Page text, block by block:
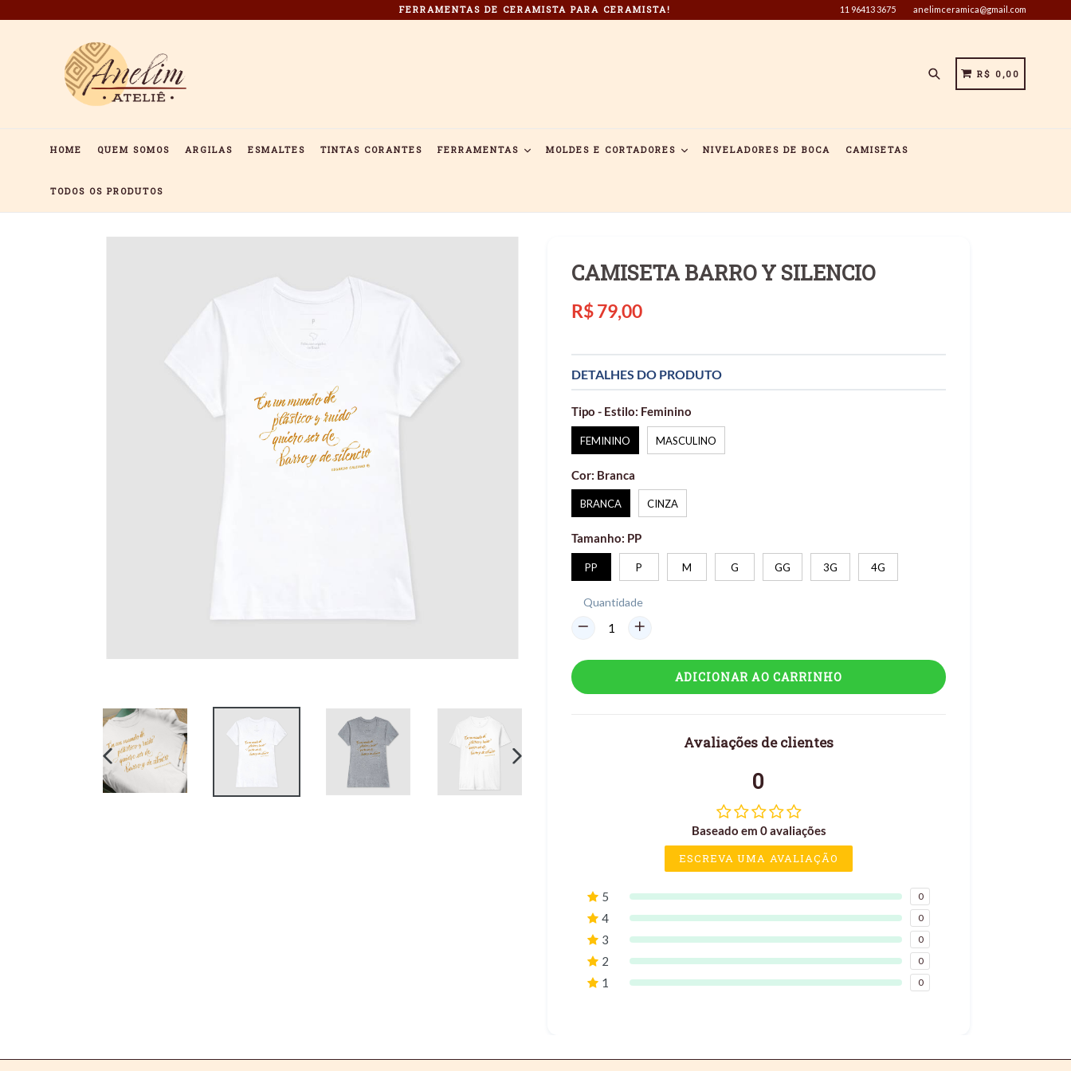
FERRAMENTAS DE CERAMISTA PARA CERAMISTA! 11 96413 3675 anelimceramica@gmail.com
PesquisarCARRINHO
CARRINHO
R$ 0,00
HOME QUEM SOMOS ARGILAS ESMALTES TINTAS CORANTES FERRAMENTAS MOLDES E CORTADORES NIVELADORES DE BOCA CAMISETAS
TODOS OS PRODUTOS
SLIDE
ANTERIOR
CAMISETA BARRO Y SILENCIO
Preço
R$ 79,00
DETALHES DO PRODUTO
Tipo - Estilo: Feminino
FEMININO MASCULINO
Cor: Branca
BRANCA CINZA
Tamanho: PP
PP P M G GG 3G 4G
Quantidade
ADICIONAR AO CARRINHO
Avaliações de clientes
0
Baseado em 0 avaliações
ESCREVA UMA AVALIAÇÃO
5 0
4 0
3 0
2 0
1 0